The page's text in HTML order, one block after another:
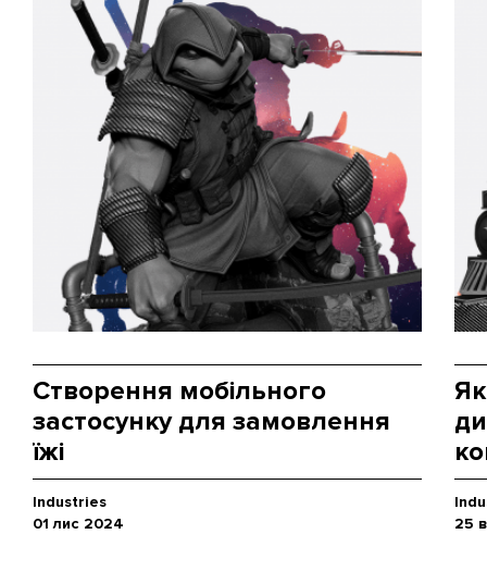
Створення мобільного
застосунку для замовлення
їжі
Industries
01 лис 2024
25